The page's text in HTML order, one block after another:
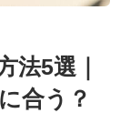
法5選｜
合う？